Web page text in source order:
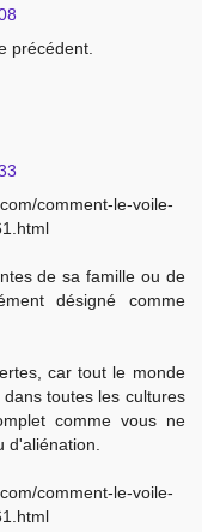
précédent.
comment-le-voile-
de sa famille ou de
désigné comme
car tout le monde
toutes les cultures
comme vous ne
d'aliénation.
comment-le-voile-